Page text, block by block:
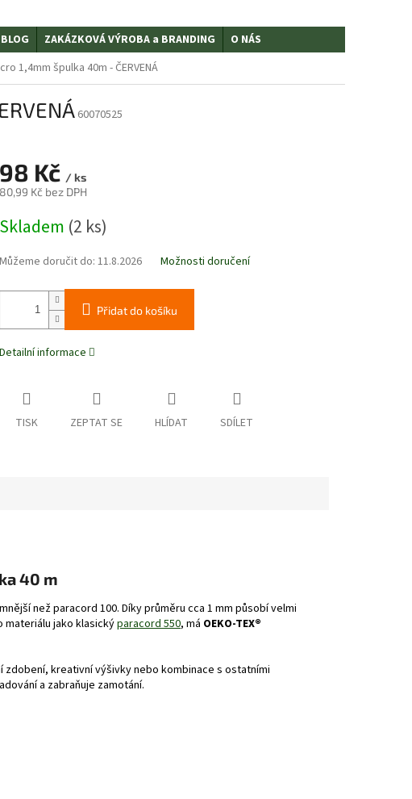
ZAKÁZKOVÁ VÝROBA a BRANDING
O NÁS
1,4mm špulka 40m - ČERVENÁ
60070525
98 Kč / ks
80,99 Kč bez DPH
cena:
Skladem (2 ks)
Můžeme doručit do: 11.8.2026 Možnosti doručení
Přidat do košíku
Detailní informace
TISK ZEPTAT SE HLÍDAT SDÍLET
40 m
než paracord 100. Díky průměru cca 1 mm působí velmi
jako klasickýparacord 550, má OEKO-TEX®
kreativní výšivky nebo kombinace s ostatními
a zabraňuje zamotání.